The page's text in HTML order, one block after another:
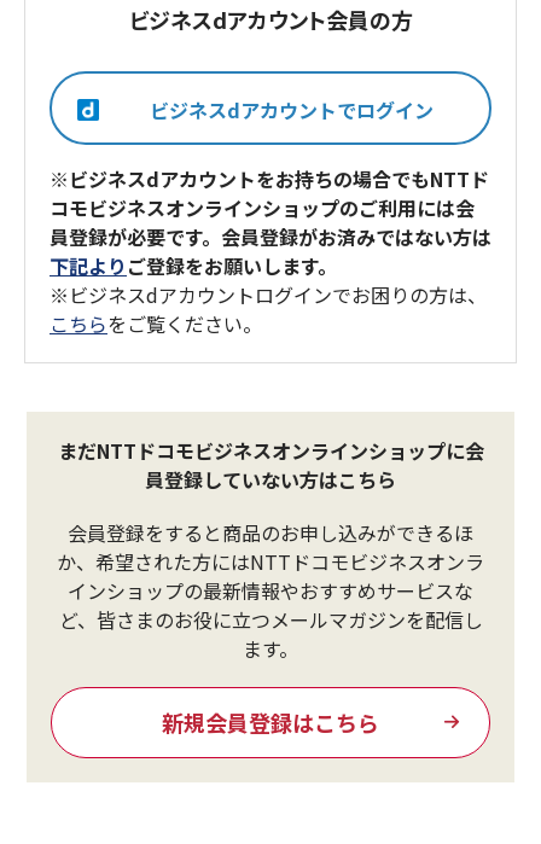
ビジネスdアカウント会員の方
※ビジネスdアカウントをお持ちの場合でもNTTド
コモビジネスオンラインショップのご利用には会
員登録が必要です。会員登録がお済みではない方は
下記より ご登録をお願いします。
※ビジネスdアカウントログインでお困りの方は、
こちらをご覧ください。
まだNTTドコモビジネスオンラインショップに会
員登録していない方はこちら
会員登録をすると商品のお申し込みができるほ
か、希望された方にはNTTドコモビジネスオンラ
インショップの最新情報やおすすめサービスな
ど、皆さまのお役に立つメールマガジンを配信し
ます。
新規会員登録はこちら